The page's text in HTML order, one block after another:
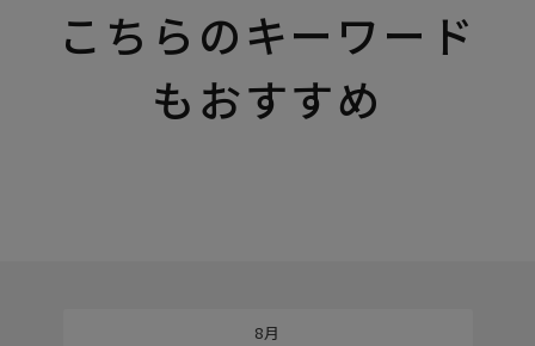
こちらのキーワード
もおすすめ
8月